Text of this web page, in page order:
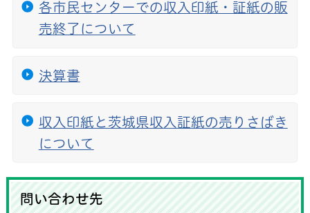
各市民センターでの収入印紙・証紙の販
売終了について
決算書
収入印紙と茨城県収入証紙の売りさばき
について
問い合わせ先